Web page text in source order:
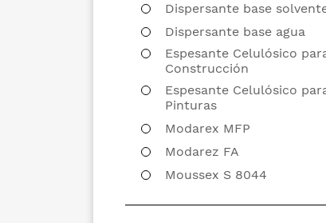
Dispersante base
Dispersante base agua
Espesante Celulósico
Construcción
Espesante Celulósico
Pinturas
Modarex MFP
Modarez FA
Moussex S 8044